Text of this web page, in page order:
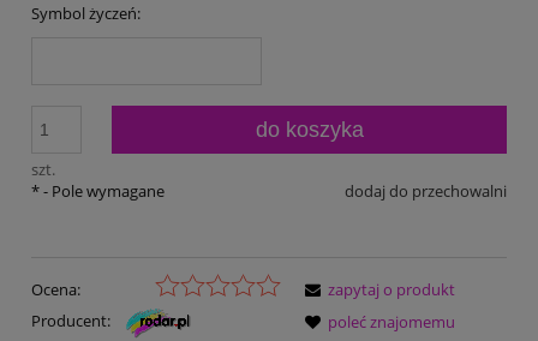
Symbol życzeń:
szt.
do koszyka
dodaj do przechowalni
*- Pole wymagane
Ocena:
Producent:
zapytaj o produkt
poleć znajomemu